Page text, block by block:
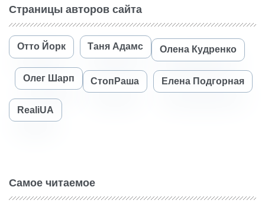
Страницы авторов сайта
Отто Йорк Таня Адамс Олена Кудренко
Олег Шарп СтопРаша Елена Подгорная
RealiUA
Самое читаемое